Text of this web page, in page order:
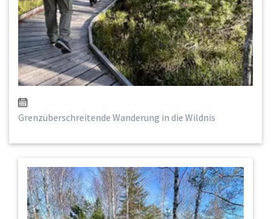
Grenzüberschreitende Wanderung in die Wildnis